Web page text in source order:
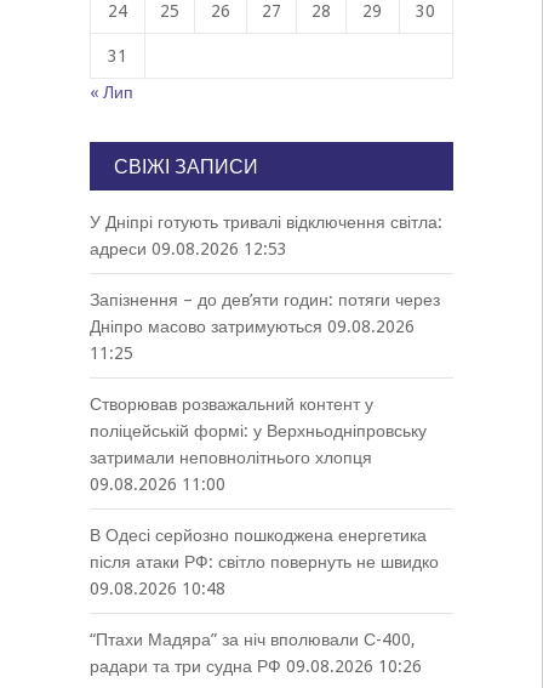
24 25 26 27 28 29 30
31
« Лип
СВІЖІ ЗАПИСИ
У Дніпрі готують тривалі відключення світла:
адреси 09.08.2026 12:53
Запізнення – до дев’яти годин: потяги через
Дніпро масово затримуються 09.08.2026
11:25
Створював розважальний контент у
поліцейській формі: у Верхньодніпровську
затримали неповнолітнього хлопця
09.08.2026 11:00
В Одесі серйозно пошкоджена енергетика
після атаки РФ: світло повернуть не швидко
09.08.2026 10:48
“Птахи Мадяра” за ніч вполювали С-400,
радари та три судна РФ 09.08.2026 10:26